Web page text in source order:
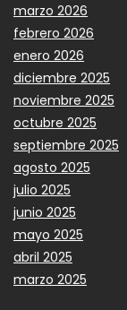
marzo 2026
febrero 2026
enero 2026
diciembre 2025
noviembre 2025
octubre 2025
septiembre 2025
agosto 2025
julio 2025
junio 2025
mayo 2025
abril 2025
marzo 2025